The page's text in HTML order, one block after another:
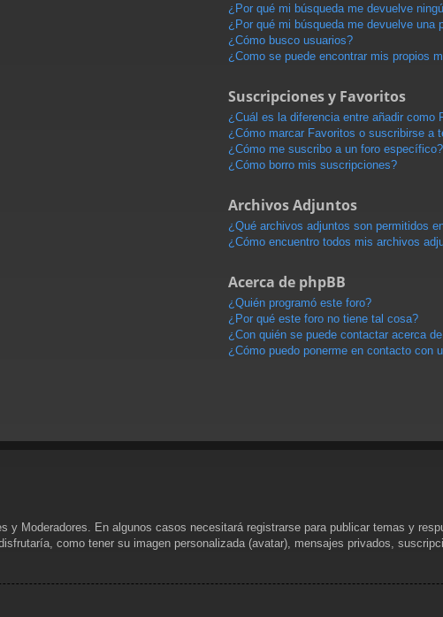
¿Por qué mi búsqueda me devuelve
¿Por qué mi búsqueda me devuelve una
¿Cómo busco usuarios?
¿Como se puede encontrar mis propios
Suscripciones y Favoritos
¿Cuál es la diferencia entre añadir como
¿Cómo marcar Favoritos o suscribirse a
¿Cómo me suscribo a un foro específico?
¿Cómo borro mis suscripciones?
Archivos Adjuntos
¿Qué archivos adjuntos son permitidos
¿Cómo encuentro todos mis archivos
Acerca de phpBB
¿Quién programó este foro?
¿Por qué este foro no tiene tal cosa?
¿Con quién se puede contactar acerca
¿Cómo puedo ponerme en contacto con
y Moderadores. En algunos casos necesitará registrarse para publicar temas y
como tener su imagen personalizada (avatar), mensajes privados,